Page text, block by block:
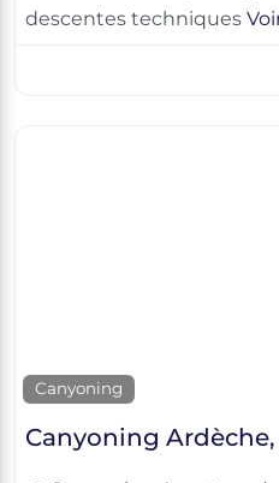
descentes techniques
Canyoning